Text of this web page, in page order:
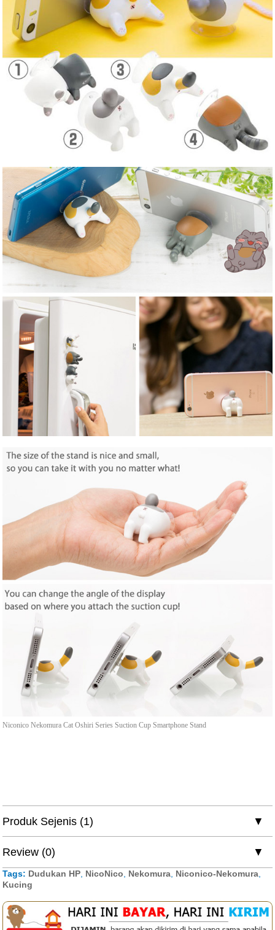
Niconico Nekomura Cat Oshiri Series Suction Cup Smartphone Stand
Produk Sejenis (1)
Review (0)
Tags: Dudukan HP NicoNico Nekomura Niconico-Nekomura
Kucing